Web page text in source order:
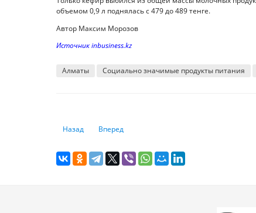
объемом 0,9 л поднялась с 479 до 489 тенге.
Автор Максим Морозов
Источник inbusiness.kz
Алматы Социально значимые продукты питания
Предыдущий: Тенге укрепился в апреле: что
Назад Следующий: Обрабатывающая
Вперед